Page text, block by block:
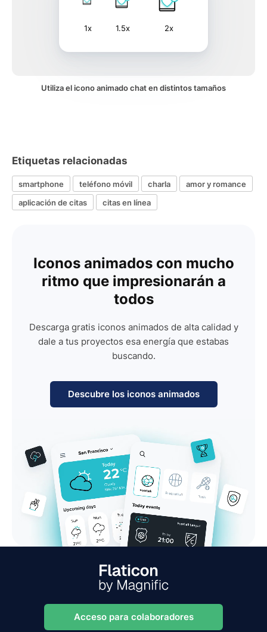
1x 1.5x 2x
Utiliza el icono animado chat en distintos tamaños
Etiquetas relacionadas
smartphone teléfono móvil charla
amor y romance
aplicación de citas
citas en línea
Iconos animados con mucho
ritmo que impresionarán a
todos
Descarga gratis iconos animados de alta calidad y
dale a tus proyectos esa energía que estabas
buscando.
Descubre los iconos animados
Acceso para colaboradores